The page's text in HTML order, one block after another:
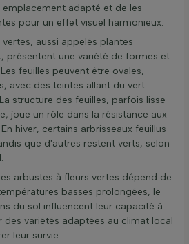
adapté et de les
pour un effet visuel harmonieux.
aussi appelés plantes
présentent une variété de formes et
feuilles peuvent être ovales,
avec des teintes allant du vert
structure des feuilles, parfois lisse
joue un rôle dans la résistance aux
hiver, certains arbrisseaux feuillus
que d'autres restent verts, selon
arbustes à fleurs vertes dépend de
basses prolongées, le
du sol influencent leur capacité à
des variétés adaptées au climat local
leur survie.